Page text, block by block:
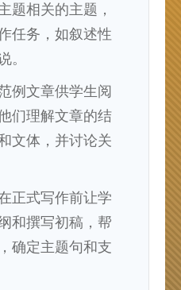
题相关的主题，
任务，如叙述性
。
例文章供学生阅
们理解文章的结
文体，并讨论关
在正式写作前让学
和撰写初稿，帮
确定主题句和支